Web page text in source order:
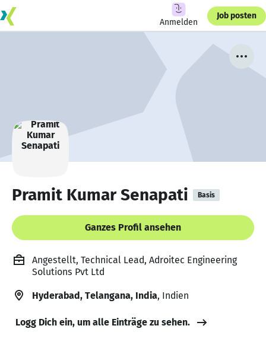
Anmelden
Job posten
Pramit Kumar Senapati Basis
Ganzes Profil ansehen
Angestellt, Technical Lead, Adroitec Engineering
Solutions Pvt Ltd
Hyderabad, Telangana, India, Indien
Logg Dich ein, um alle Einträge zu sehen.